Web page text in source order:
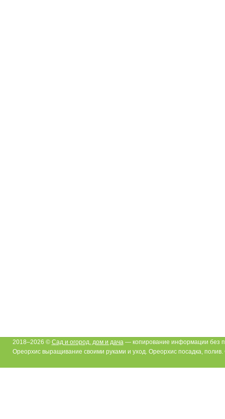
2018–2026 © Сад и огород, дом и дача— копирование информации без
Ореорхис выращивание своими руками и уход. Ореорхис посадка,